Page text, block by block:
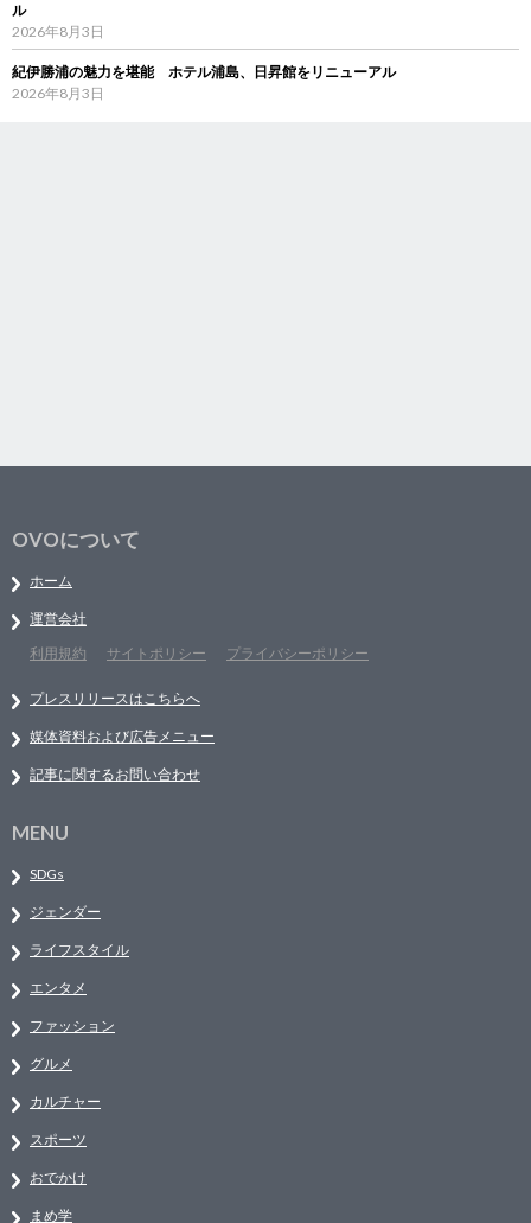
ル
2026年8月3日
紀伊勝浦の魅力を堪能 ホテル浦島、日昇館をリニューアル
2026年8月3日
OVOについて
ホーム
運営会社
利用規約
サイトポリシー プライバシーポリシー
プレスリリースはこちらへ
媒体資料および広告メニュー
記事に関するお問い合わせ
MENU
SDGs
ジェンダー
ライフスタイル
エンタメ
ファッション
グルメ
カルチャー
スポーツ
おでかけ
まめ学